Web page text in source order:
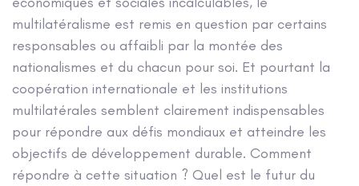
multilatéralisme est remis en question par certains
responsables ou affaibli par la montée des
nationalismes et du chacun pour soi. Et pourtant la
coopération internationale et les institutions
multilatérales semblent clairement indispensables
pour répondre aux défis mondiaux et atteindre les
objectifs de développement durable. Comment
répondre à cette situation ? Quel est le futur du